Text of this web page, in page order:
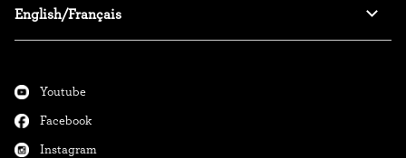
English/Français
Youtube
Facebook
Instagram